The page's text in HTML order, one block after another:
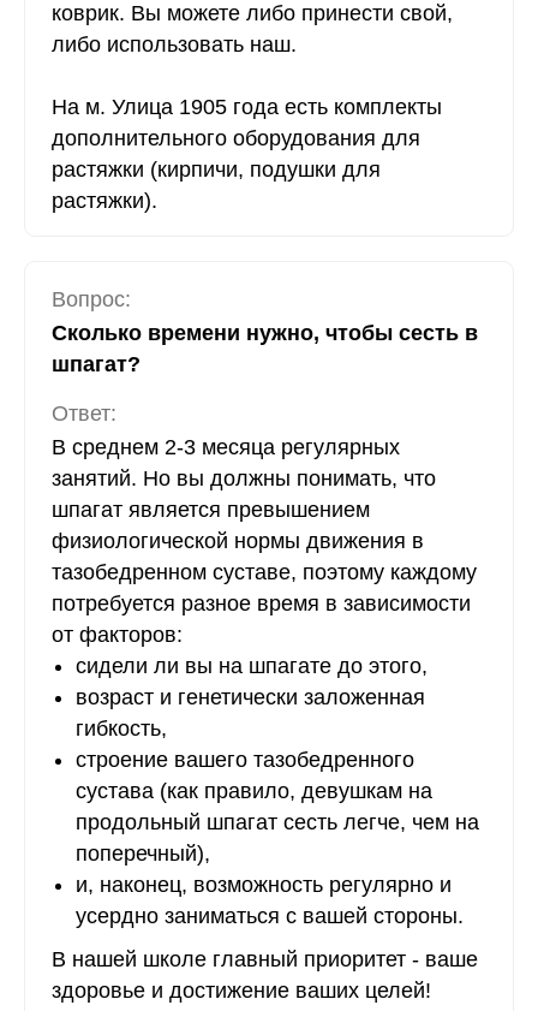
коврик. Вы можете либо принести свой,
либо использовать наш.
На м. Улица 1905 года есть комплекты
дополнительного оборудования для
растяжки (кирпичи, подушки для
растяжки).
Вопрос:
Сколько времени нужно, чтобы сесть в
шпагат?
Ответ:
В среднем 2-3 месяца регулярных
занятий. Но вы должны понимать, что
шпагат является превышением
физиологической нормы движения в
тазобедренном суставе, поэтому каждому
потребуется разное время в зависимости
от факторов:
сидели ли вы на шпагате до этого,
возраст и генетически заложенная
гибкость,
строение вашего тазобедренного
сустава (как правило, девушкам на
продольный шпагат сесть легче, чем на
поперечный),
и, наконец, возможность регулярно и
усердно заниматься с вашей стороны.
В нашей школе главный приоритет - ваше
здоровье и достижение ваших целей!